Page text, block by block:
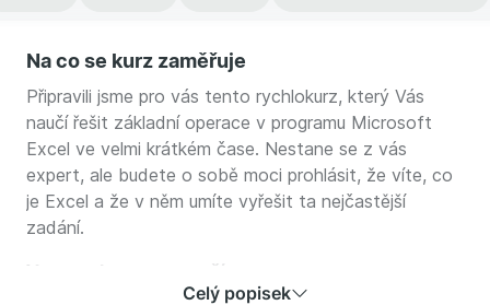
Na co se kurz zaměřuje
Připravili jsme pro vás tento rychlokurz, který Vás
naučí řešit základní operace v programu Microsoft
Excel ve velmi krátkém čase. Nestane se z vás
expert, ale budete o sobě moci prohlásit, že víte, co
je Excel a že v něm umíte vyřešit ta nejčastější
zadání.
V tomto kurzu se naučíte:
Celý popisek